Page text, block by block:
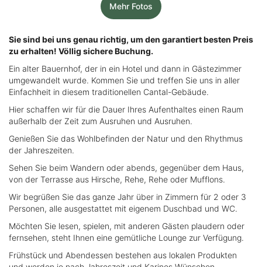
Mehr Fotos
Sie sind bei uns genau richtig, um den garantiert besten Preis
zu erhalten! Völlig sichere Buchung.
Ein alter Bauernhof, der in ein Hotel und dann in Gästezimmer
umgewandelt wurde. Kommen Sie und treffen Sie uns in aller
Einfachheit in diesem traditionellen Cantal-Gebäude.
Hier schaffen wir für die Dauer Ihres Aufenthaltes einen Raum
außerhalb der Zeit zum Ausruhen und Ausruhen.
Genießen Sie das Wohlbefinden der Natur und den Rhythmus
der Jahreszeiten.
Sehen Sie beim Wandern oder abends, gegenüber dem Haus,
von der Terrasse aus Hirsche, Rehe, Rehe oder Mufflons.
Wir begrüßen Sie das ganze Jahr über in Zimmern für 2 oder 3
Personen, alle ausgestattet mit eigenem Duschbad und WC.
Möchten Sie lesen, spielen, mit anderen Gästen plaudern oder
fernsehen, steht Ihnen eine gemütliche Lounge zur Verfügung.
Frühstück und Abendessen bestehen aus lokalen Produkten